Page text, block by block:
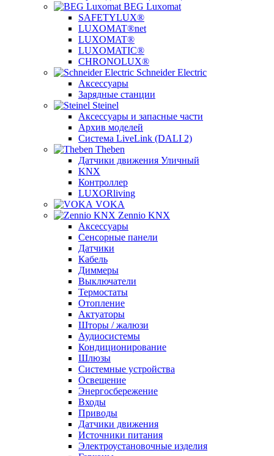
BEG Luxomat
SAFETYLUX®
LUXOMAT®net
LUXOMAT®
LUXOMATIC®
CHRONOLUX®
Schneider Electric
Аксессуары
Зарядные станции
Steinel
Аксессуары и запасные части
Архив моделей
Система LiveLink (DALI 2)
Theben
Датчики движения Уличный
KNX
Контроллер
LUXORliving
VOKA
Zennio KNX
Аксессуары
Сенсорные панели
Датчики
Кабель
Диммеры
Выключатели
Термостаты
Отопление
Актуаторы
Шторы / жалюзи
Аудиосистемы
Кондиционирование
Шлюзы
Системные устройства
Освещение
Энергосбережение
Входы
Приводы
Датчики движения
Источники питания
Электроустановочные изделия